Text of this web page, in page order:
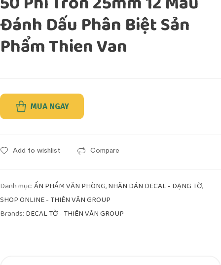
Đánh Dấu Phân Biệt Sản
Phẩm Thien Van
MUA NGAY
Add to wishlist Compare
Danh mục:ẤN PHẨM VĂN PHÒNG,NHÃN DÁN DECAL - DẠNG TỜ,
SHOP ONLINE - THIÊN VĂN GROUP
Brands: DECAL TỜ - THIÊN VĂN GROUP